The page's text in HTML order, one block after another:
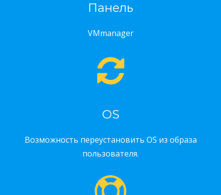
Панель
VMmanager
OS
Возможность переустановить OS из образа
пользователя.